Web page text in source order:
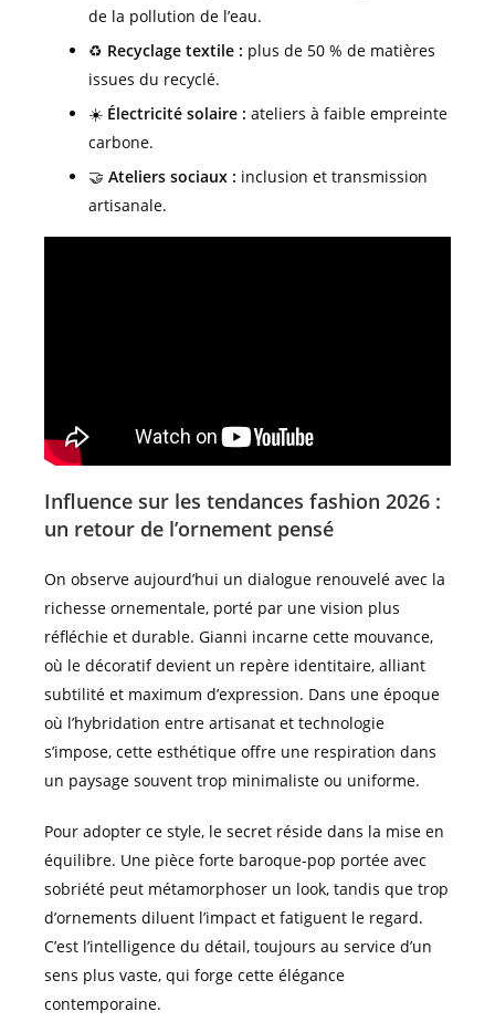
de la pollution de l’eau.
♻️ Recyclage textile : plus de 50 % de matières
issues du recyclé.
☀️ Électricité solaire : ateliers à faible empreinte
carbone.
🤝 Ateliers sociaux : inclusion et transmission
artisanale.
Influence sur les tendances fashion 2026 :
un retour de l’ornement pensé
On observe aujourd’hui un dialogue renouvelé avec la
richesse ornementale, porté par une vision plus
réfléchie et durable. Gianni incarne cette mouvance,
où le décoratif devient un repère identitaire, alliant
subtilité et maximum d’expression. Dans une époque
où l’hybridation entre artisanat et technologie
s’impose, cette esthétique offre une respiration dans
un paysage souvent trop minimaliste ou uniforme.
Pour adopter ce style, le secret réside dans la mise en
équilibre. Une pièce forte baroque-pop portée avec
sobriété peut métamorphoser un look, tandis que trop
d’ornements diluent l’impact et fatiguent le regard.
C’est l’intelligence du détail, toujours au service d’un
sens plus vaste, qui forge cette élégance
contemporaine.